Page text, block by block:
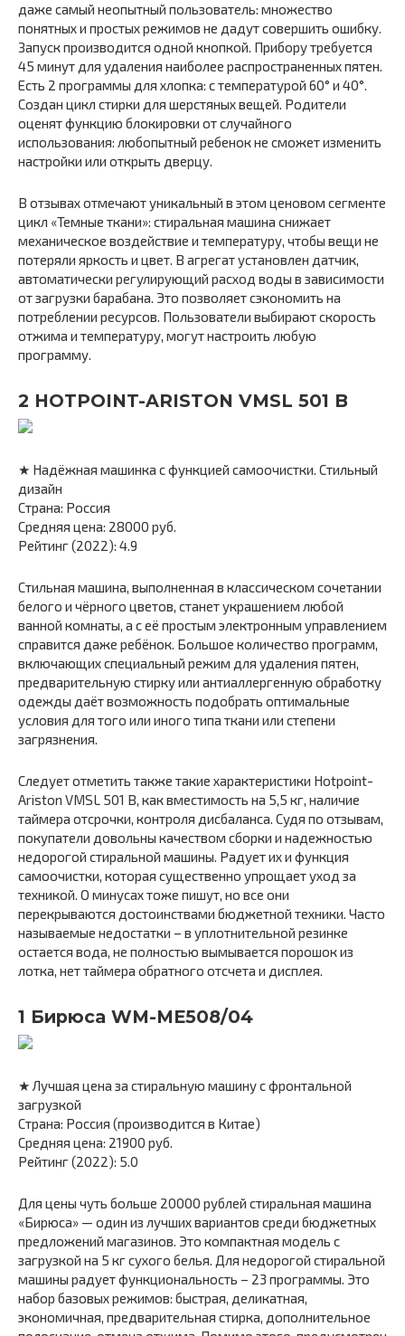
даже самый неопытный пользователь: множество
понятных и простых режимов не дадут совершить ошибку.
Запуск производится одной кнопкой. Прибору требуется
45 минут для удаления наиболее распространенных пятен.
Есть 2 программы для хлопка: с температурой 60° и 40°.
Создан цикл стирки для шерстяных вещей. Родители
оценят функцию блокировки от случайного
использования: любопытный ребенок не сможет изменить
настройки или открыть дверцу.
В отзывах отмечают уникальный в этом ценовом сегменте
цикл «Темные ткани»: стиральная машина снижает
механическое воздействие и температуру, чтобы вещи не
потеряли яркость и цвет. В агрегат установлен датчик,
автоматически регулирующий расход воды в зависимости
от загрузки барабана. Это позволяет сэкономить на
потреблении ресурсов. Пользователи выбирают скорость
отжима и температуру, могут настроить любую
программу.
2 HOTPOINT-ARISTON VMSL 501 B
★ Надёжная машинка с функцией самоочистки. Стильный
дизайн
Страна: Россия
Средняя цена: 28000 руб.
Рейтинг (2022): 4.9
Стильная машина, выполненная в классическом сочетании
белого и чёрного цветов, станет украшением любой
ванной комнаты, а с её простым электронным управлением
справится даже ребёнок. Большое количество программ,
включающих специальный режим для удаления пятен,
предварительную стирку или антиаллергенную обработку
одежды даёт возможность подобрать оптимальные
условия для того или иного типа ткани или степени
загрязнения.
Следует отметить также такие характеристики Hotpoint-
Ariston VMSL 501 B, как вместимость на 5,5 кг, наличие
таймера отсрочки, контроля дисбаланса. Судя по отзывам,
покупатели довольны качеством сборки и надежностью
недорогой стиральной машины. Радует их и функция
самоочистки, которая существенно упрощает уход за
техникой. О минусах тоже пишут, но все они
перекрываются достоинствами бюджетной техники. Часто
называемые недостатки – в уплотнительной резинке
остается вода, не полностью вымывается порошок из
лотка, нет таймера обратного отсчета и дисплея.
1 Бирюса WM-ME508/04
★ Лучшая цена за стиральную машину с фронтальной
загрузкой
Страна: Россия (производится в Китае)
Средняя цена: 21900 руб.
Рейтинг (2022): 5.0
Для цены чуть больше 20000 рублей стиральная машина
«Бирюса» — один из лучших вариантов среди бюджетных
предложений магазинов. Это компактная модель с
загрузкой на 5 кг сухого белья. Для недорогой стиральной
машины радует функциональность – 23 программы. Это
набор базовых режимов: быстрая, деликатная,
экономичная, предварительная стирка, дополнительное